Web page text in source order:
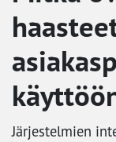
Järjestelmien